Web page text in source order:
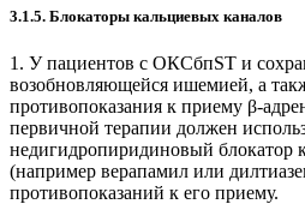
3.1.5. Блокаторы кальциевых каналов
1. У пациентов с ОКСбпSТ и
возобновляющейся ишемией, а
противопоказания к приему β-
первичной терапии должен
недигидропиридиновый блокатор
(например верапамил или
противопоказаний к его приему.